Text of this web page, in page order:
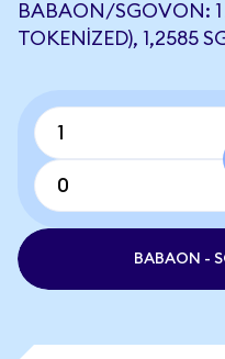
BABAON/SGOVON:
TOKENIZED), 1,2585
BABAON -